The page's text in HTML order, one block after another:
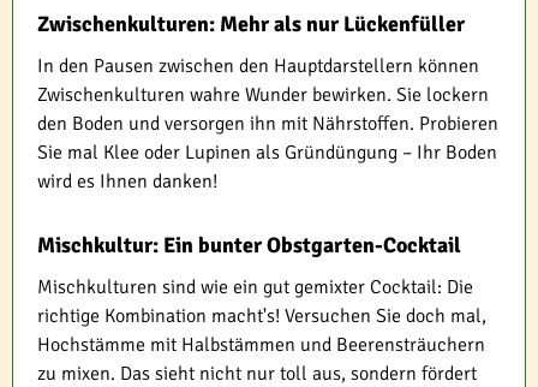
Zwischenkulturen: Mehr als nur Lückenfüller
In den Pausen zwischen den Hauptdarstellern können
Zwischenkulturen wahre Wunder bewirken. Sie lockern
den Boden und versorgen ihn mit Nährstoffen. Probieren
Sie mal Klee oder Lupinen als Gründüngung – Ihr Boden
wird es Ihnen danken!
Mischkultur: Ein bunter Obstgarten-Cocktail
Mischkulturen sind wie ein gut gemixter Cocktail: Die
richtige Kombination macht's! Versuchen Sie doch mal,
Hochstämme mit Halbstämmen und Beerensträuchern
zu mixen. Das sieht nicht nur toll aus, sondern fördert